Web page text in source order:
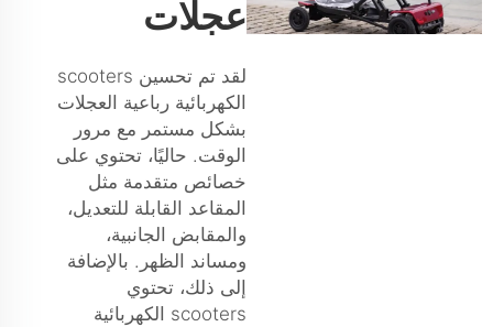
عجلات
لقد تم تحسين scooters
الكهربائية رباعية العجلات
بشكل مستمر مع مرور
الوقت. حاليًا، تحتوي على
خصائص متقدمة مثل
المقاعد القابلة للتعديل،
والمقابض الجانبية،
ومساند الظهر. بالإضافة
إلى ذلك، تحتوي
scooters الكهربائية